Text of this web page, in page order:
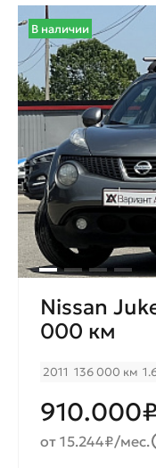
В наличии
Nissan
000 км
2011 136 000 км
910.000₽
от 15.244₽/мес.